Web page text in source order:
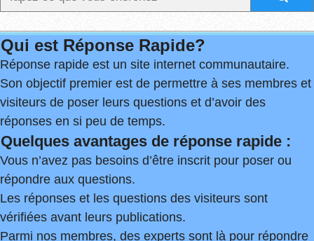
Qui est Réponse Rapide?
Réponse rapide est un site internet communautaire.
Son objectif premier est de permettre à ses membres et
visiteurs de poser leurs questions et d’avoir des
réponses en si peu de temps.
Quelques avantages de réponse rapide :
Vous n’avez pas besoins d’être inscrit pour poser ou
répondre aux questions.
Les réponses et les questions des visiteurs sont
vérifiées avant leurs publications.
Parmi nos membres, des experts sont là pour répondre